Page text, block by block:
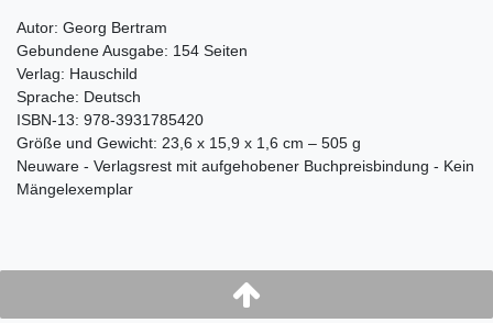
Autor: Georg Bertram
Gebundene Ausgabe: 154 Seiten
Verlag: Hauschild
Sprache: Deutsch
ISBN-13: 978-3931785420
Größe und Gewicht: 23,6 x 15,9 x 1,6 cm – 505 g
Neuware - Verlagsrest mit aufgehobener Buchpreisbindung - Kein
Mängelexemplar